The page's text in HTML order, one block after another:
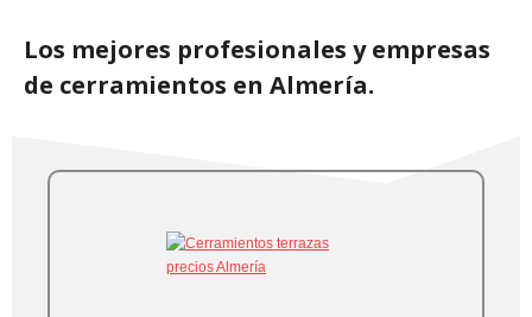
Los mejores profesionales y empresas
de cerramientos en Almería.